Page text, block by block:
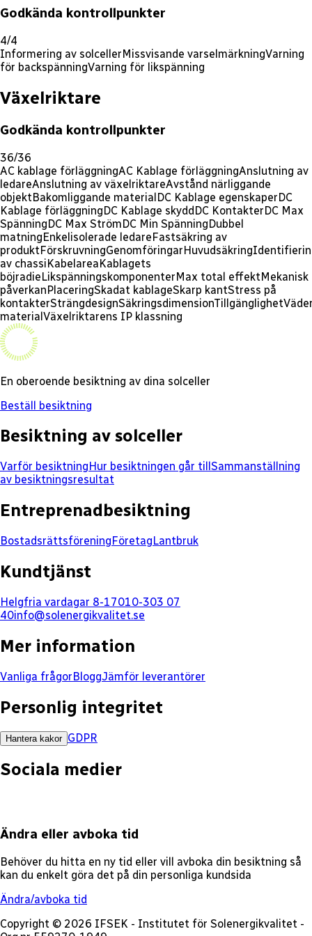
Godkända kontrollpunkter
4/4
Informering av solcellerMissvisande varselmärkningVarning
för backspänningVarning för likspänning
Växelriktare
Godkända kontrollpunkter
36/36
AC kablage förläggningAC Kablage förläggningAnslutning av
ledareAnslutning av växelriktareAvstånd närliggande
objektBakomliggande materialDC Kablage egenskaperDC
Kablage förläggningDC Kablage skyddDC KontakterDC Max
SpänningDC Max StrömDC Min SpänningDubbel
matningEnkelisolerade ledareFastsäkring av
produktFörskruvningGenomföringarHuvudsäkring
av chassiKabelareaKablagets
böjradieLikspänningskomponenterMax total effektMekanisk
påverkanPlaceringSkadat kablageSkarp kantStress på
kontakterSträngdesignSäkringsdimensionTillgänglighet
materialVäxelriktarens IP klassning
En oberoende besiktning av dina solceller
Beställ besiktning
Besiktning av solceller
Varför besiktningHur besiktningen går till Sammanställning
av besiktningsresultat
Entreprenadbesiktning
BostadsrättsföreningFöretagLantbruk
Kundtjänst
Helgfria vardagar 8-17010-303 07
40info@solenergikvalitet.se
Mer information
Vanliga frågorBloggJämför leverantörer
Personlig integritet
Hantera kakor GDPR
Sociala medier
Ändra eller avboka tid
Behöver du hitta en ny tid eller vill avboka din besiktning så
kan du enkelt göra det på din personliga kundsida
Ändra/avboka tid
Copyright © 2026 IFSEK - Institutet för Solenergikvalitet -